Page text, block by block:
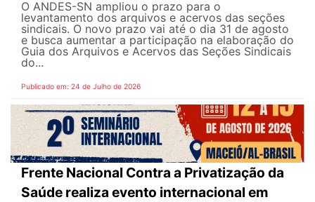
O ANDES-SN ampliou o prazo para o
levantamento dos arquivos e acervos das seções
sindicais. O novo prazo vai até o dia 31 de agosto
e busca aumentar a participação na elaboração do
Guia dos Arquivos e Acervos das Seções Sindicais
do...
Publicado em: 24 de Julho de 2026
Frente Nacional Contra a Privatização da
Saúde realiza evento internacional em